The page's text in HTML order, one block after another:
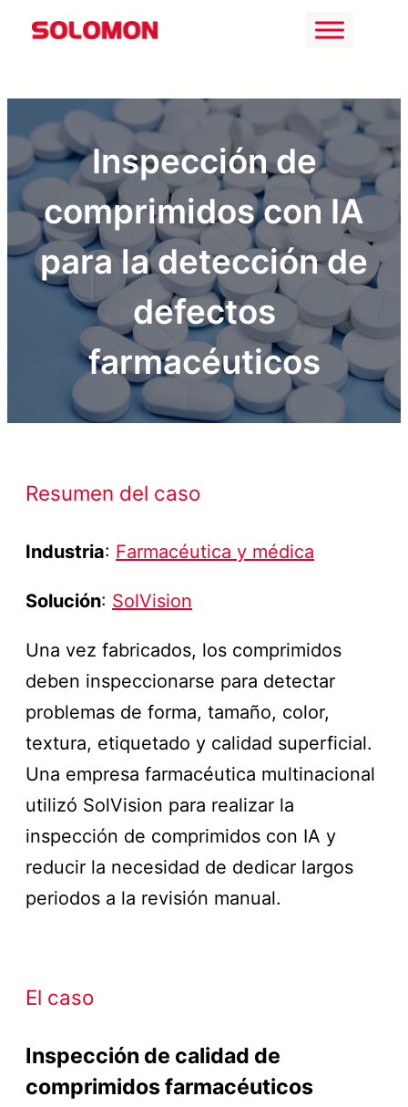
Saltar
Inspección de
comprimidos con IA
para la detección de
defectos
farmacéuticos
Resumen del caso
Industria: Farmacéutica y médica
Solución: SolVision
Una vez fabricados, los comprimidos
deben inspeccionarse para detectar
problemas de forma, tamaño, color,
textura, etiquetado y calidad superficial.
Una empresa farmacéutica multinacional
utilizó SolVision para realizar la
inspección de comprimidos con IA y
reducir la necesidad de dedicar largos
periodos a la revisión manual.
El caso
Inspección de calidad de
comprimidos farmacéuticos